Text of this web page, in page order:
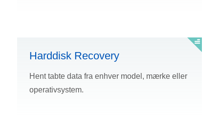
Harddisk Recovery
Hent tabte data fra enhver model, mærke eller
operativsystem.